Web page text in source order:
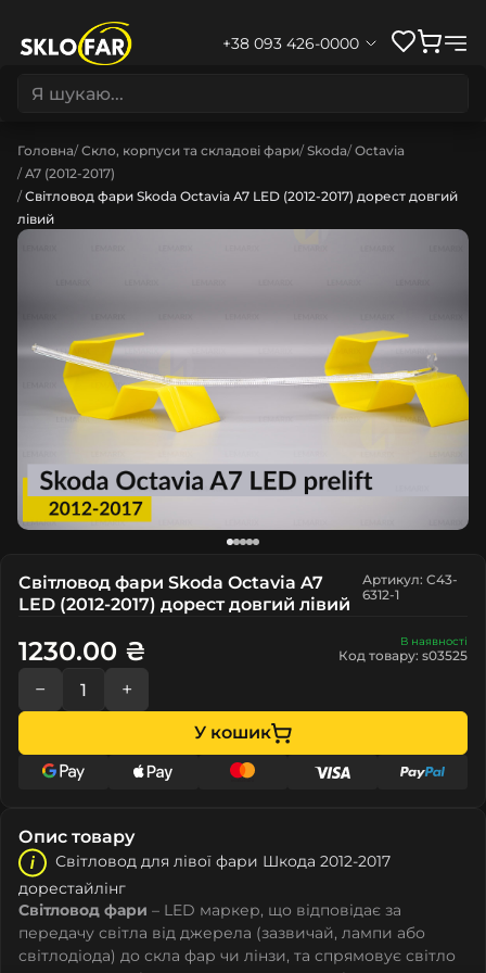
+38 093 426-0000
Головна Скло, корпуси та складові фари Skoda Octavia
A7 (2012-2017)
Світловод фари Skoda Octavia A7 LED (2012-2017) дорест довгий
лівий
Світловод фари Skoda Octavia A7
LED (2012-2017) дорест довгий лівий
Артикул: C43-
6312-1
В наявності
Код товару: s03525
1230.00 ₴
− +
У кошик
Опис товару
Світловод для лівої фари Шкода 2012-2017
дорестайлінг
Світловод фари – LED маркер, що відповідає за
передачу світла від джерела (зазвичай, лампи або
світлодіода) до скла фар чи лінзи, та спрямовує світло